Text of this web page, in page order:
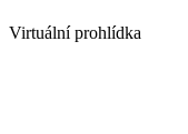
Virtuální prohlídka